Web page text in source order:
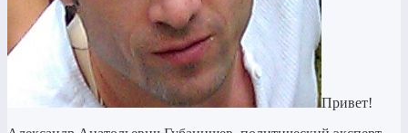
Привет!